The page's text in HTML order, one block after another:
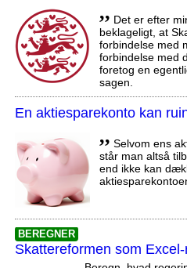
,, Det er efter
beklageligt, at
forbindelse med
forbindelse med
foretog en
sagen.
En aktiesparekonto kan
,, Selvom ens
står man altså
end ikke kan
BEREGNER
Skattereformen som